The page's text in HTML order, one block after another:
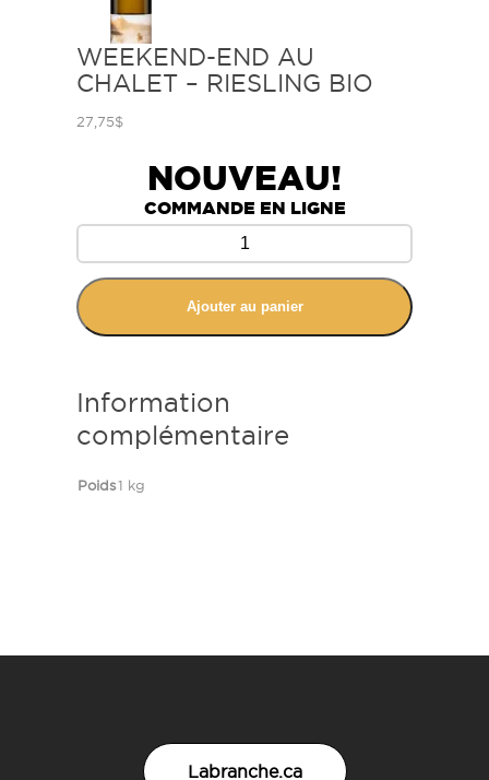
WEEKEND-END AU
CHALET – RIESLING BIO
27,75$
NOUVEAU!
COMMANDE EN LIGNE
Ajouter au panier
Information
complémentaire
Poids1 kg
Labranche.ca